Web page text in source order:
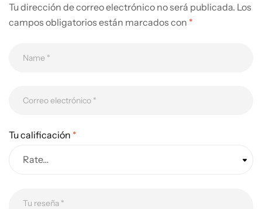
Tu dirección de correo electrónico no será publicada. Los
campos obligatorios están marcados con *
Tu calificación *